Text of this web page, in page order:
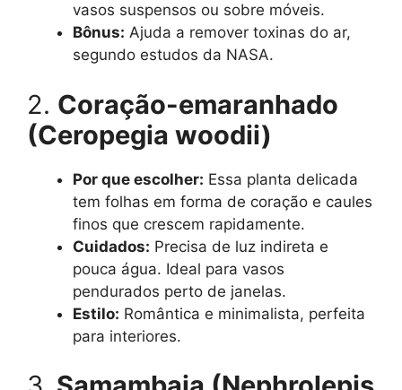
vasos suspensos ou sobre móveis.
Bônus: Ajuda a remover toxinas do ar,
segundo estudos da NASA.
2. Coração-emaranhado
(Ceropegia woodii)
Por que escolher: Essa planta delicada
tem folhas em forma de coração e caules
finos que crescem rapidamente.
Cuidados: Precisa de luz indireta e
pouca água. Ideal para vasos
pendurados perto de janelas.
Estilo: Romântica e minimalista, perfeita
para interiores.